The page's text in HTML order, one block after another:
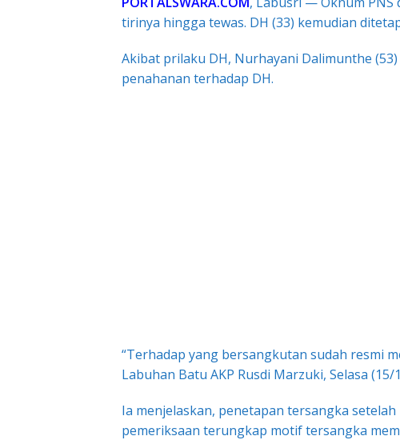
tirinya hingga tewas. DH (33) kemudian
Akibat prilaku DH, Nurhayani Dalimunthe
penahanan terhadap DH.
“Terhadap yang bersangkutan sudah resmi
Labuhan Batu AKP Rusdi Marzuki, Selasa (15/
Ia menjelaskan, penetapan tersangka
pemeriksaan terungkap motif tersangka